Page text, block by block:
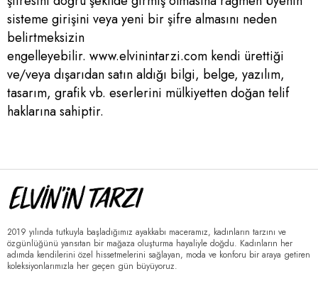
sisteme girişini veya yeni bir şifre almasını neden
belirtmeksizin
engelleyebilir. www.elvinintarzi.com kendi ürettiği
ve/veya dışarıdan satın aldığı bilgi, belge, yazılım,
tasarım, grafik vb. eserlerini mülkiyetten doğan telif
haklarına sahiptir.
2019 yılında tutkuyla başladığımız ayakkabı maceramız, kadınların tarzını ve
özgünlüğünü yansıtan bir mağaza oluşturma hayaliyle doğdu. Kadınların her
adımda kendilerini özel hissetmelerini sağlayan, moda ve konforu bir araya getiren
koleksiyonlarımızla her geçen gün büyüyoruz.